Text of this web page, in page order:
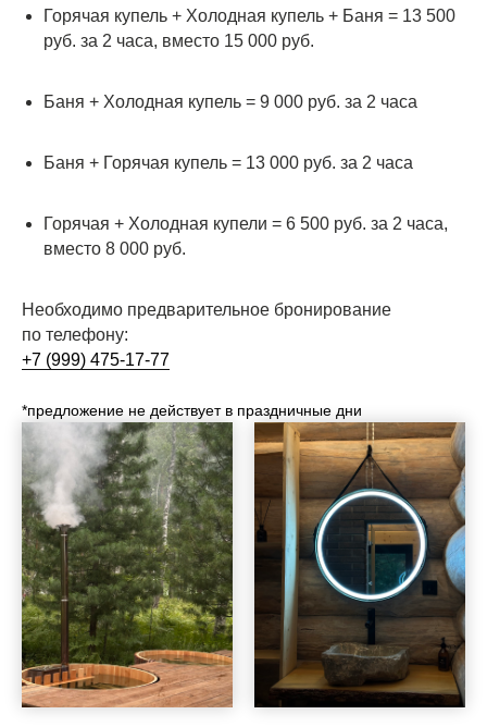
Горячая купель + Холодная купель + Баня = 13 500
руб. за 2 часа, вместо 15 000 руб.
Баня + Холодная купель = 9 000 руб. за 2 часа
Баня + Горячая купель = 13 000 руб. за 2 часа
Горячая + Холодная купели = 6 500 руб. за 2 часа,
вместо 8 000 руб.
Необходимо предварительное бронирование
по телефону:
+7 (999) 475-17-77
*предложение не действует в праздничные дни